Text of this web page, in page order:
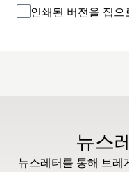
인쇄된 버전을 집
뉴스
뉴스레터를 통해 브레